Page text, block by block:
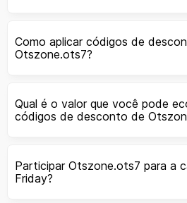
Como aplicar códigos de
Otszone.ots7?
Qual é o valor que você pode
códigos de desconto de
Participar Otszone.ots7 para a
Friday?